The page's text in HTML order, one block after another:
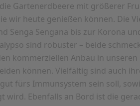
Gartenerdbeere mit größerer
wir heute genießen können. Die
Senga Sengana bis zur Korona
sind robuster – beide
kommerziellen Anbau in
können. Vielfältig sind auch
fürs Immunsystem sein soll,
wird. Ebenfalls an Bord ist die